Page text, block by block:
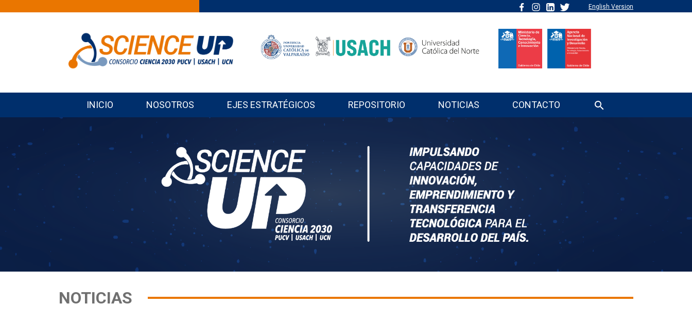
English Version
INICIO NOSOTROS EJES ESTRATÉGICOS REPOSITORIO NOTICIAS CONTACTO
NOTICIAS